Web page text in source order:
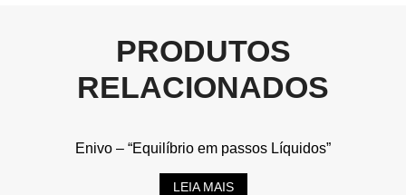
PRODUTOS
RELACIONADOS
Enivo – “Equilíbrio em passos Líquidos”
LEIA MAIS